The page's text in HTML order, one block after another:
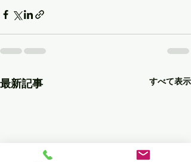
最新記事 すべて表示